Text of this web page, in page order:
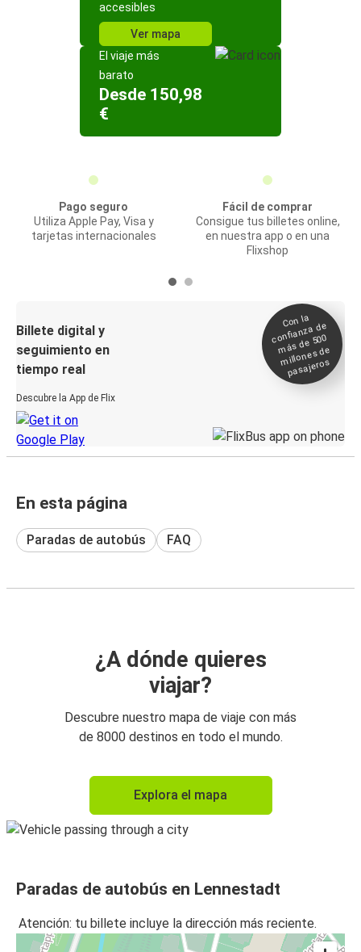
accesibles
Ver mapa
El viaje más
barato
Desde 150,98
€
Pago seguro
Utiliza Apple Pay, Visa y
tarjetas internacionales
Fácil de comprar
Consigue tus billetes online,
en nuestra app o en una
Flixshop
Billete digital y
seguimiento en
tiempo real
Descubre la App de Flix
Con la
confianza de
más de 500
millones de
pasajeros
En esta página
Paradas de autobús FAQ
¿A dónde quieres
viajar?
Descubre nuestro mapa de viaje con más
de 8000 destinos en todo el mundo.
Explora el mapa
Paradas de autobús en Lennestadt
Atención: tu billete incluye la dirección más reciente.